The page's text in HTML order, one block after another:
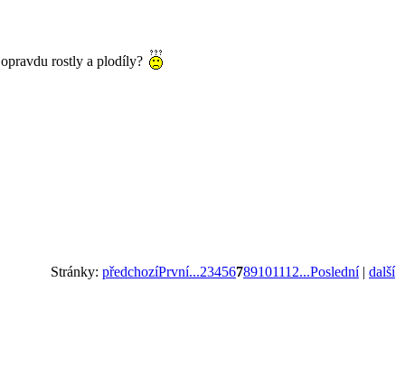
rostly a plodíly?
Stránky: předchozíPrvní...23456789101112...Poslední| další